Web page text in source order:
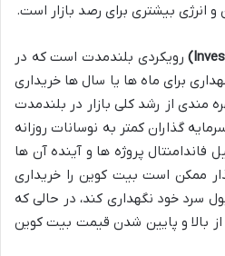
انرژی بیشتری برای رصد بازار است.
رویکردی بلندمدت است که در
برای ماه ها یا سال ها خریداری
مندی از رشد کلی بازار در بلندمدت
گذاران کمتر به نوسانات روزانه
فاندامنتال پروژه ها و آینده آن ها
ممکن است بیت کوین را خریداری
سرد خود نگهداری کند، در حالی که
بالا و پایین شدن قیمت بیت کوین